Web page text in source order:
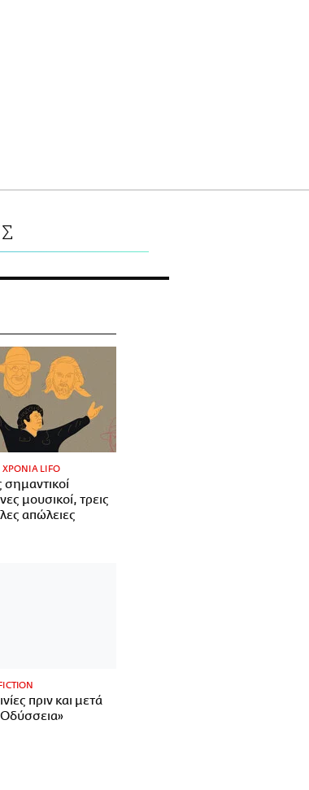
ΧΡΟΝΙΑ LIFO
σημαντικοί
μουσικοί, τρεις
απώλειες
πριν και μετά